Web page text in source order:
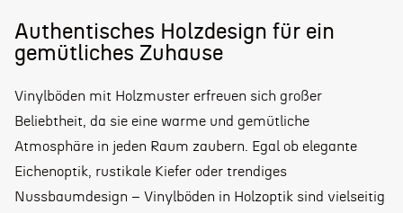
Authentisches Holzdesign für ein
gemütliches Zuhause
Vinylböden mit Holzmuster erfreuen sich großer
Beliebtheit, da sie eine warme und gemütliche
Atmosphäre in jeden Raum zaubern. Egal ob elegante
Eichenoptik, rustikale Kiefer oder trendiges
Nussbaumdesign – Vinylböden in Holzoptik sind vielseitig